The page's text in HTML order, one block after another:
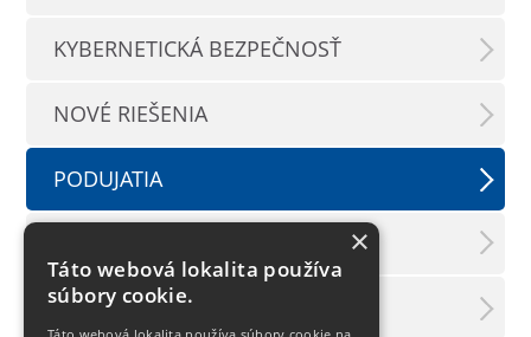
KYBERNETICKÁ BEZPEČNOSŤ
NOVÉ RIEŠENIA
PODUJATIA
LX INFORMAČNÝ SERVIS
×
Táto webová lokalita používa
súbory cookie.